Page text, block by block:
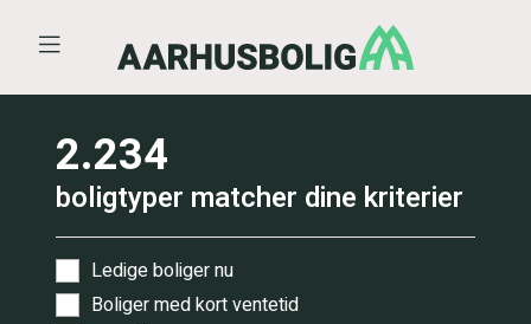
Åben menu
2.234
boligtyper matcher dine kriterier
Ledige boliger nu
Boliger med kort ventetid